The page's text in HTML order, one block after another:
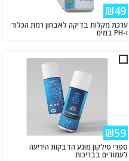
₪49
ערכת מקלות בדיקה לאבחון רמת הכלור
ו-PH במים
₪59
ספרי סילקון מונע הדבקות היריעה
לעמודים בבריכות